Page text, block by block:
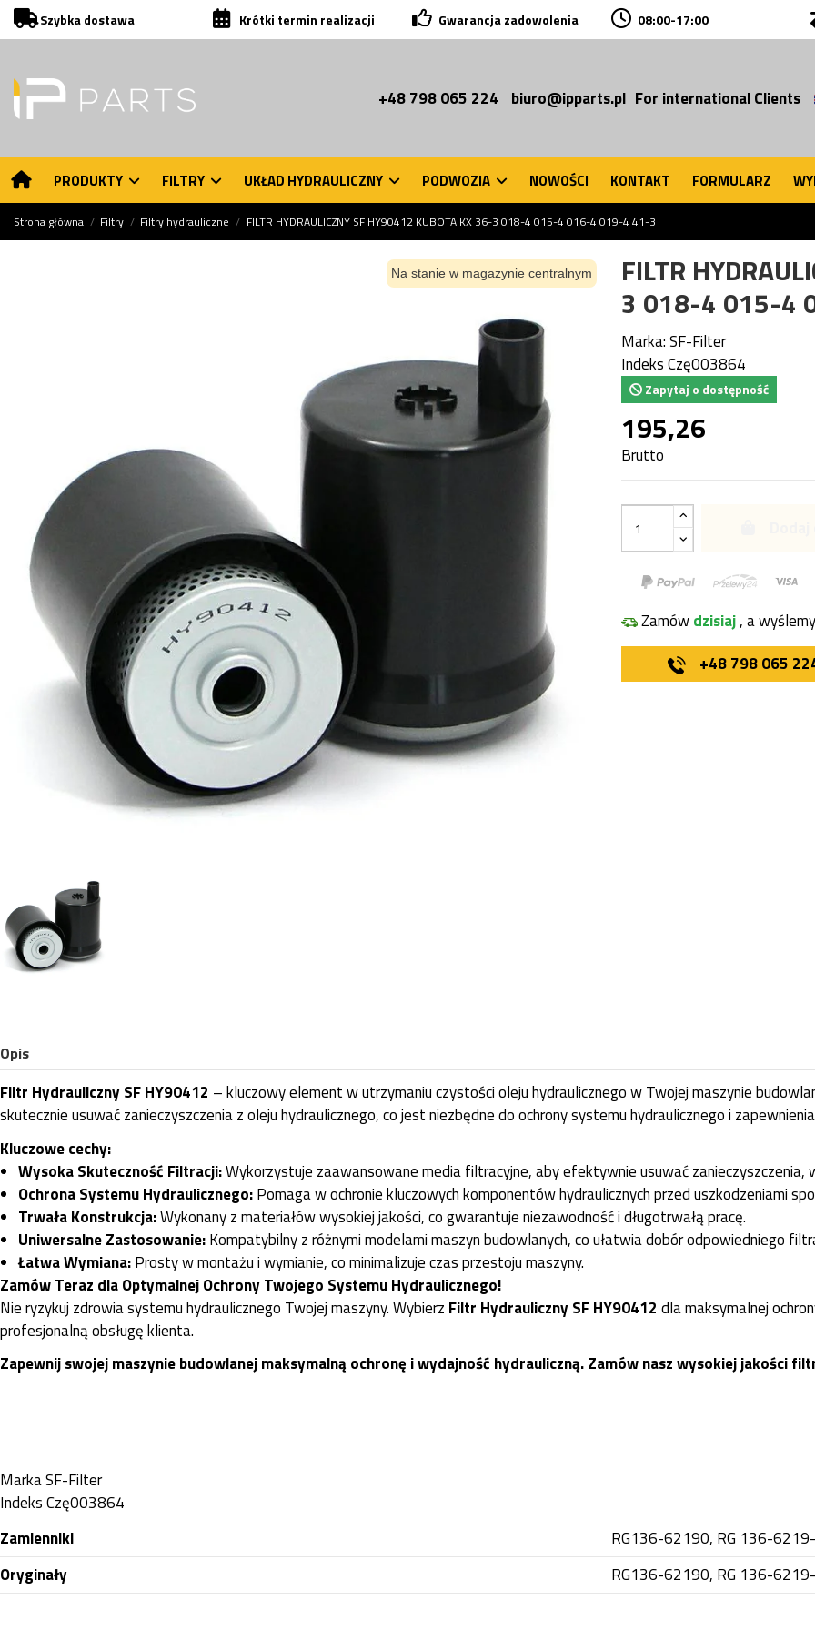
Szybka dostawa Krótki termin realizacji Gwarancja zadowolenia 08:00-17:00
+48 798 065 224 biuro@ipparts.pl For international Clients
PRODUKTY FILTRY UKŁAD HYDRAULICZNY PODWOZIA NOWOŚCI KONTAKT FORMULARZ
Strona główna Filtry Filtry hydrauliczne FILTR HYDRAULICZNY SF HY90412 KUBOTA KX 36-3 018-4 015-4 016-4 019-4 41-3
Na stanie w magazynie centralnym FILTR
3 018-4 015-4
Marka:SF-Filter
IndeksCzę003864
Zapytaj o dostępność
195,26
Brutto
Zamówdzisiaj, a
+48 798 065
Opis
Filtr Hydrauliczny SF HY90412 – kluczowy element w utrzymaniu czystości oleju hydraulicznego w Twojej maszynie
skutecznie usuwać zanieczyszczenia z oleju hydraulicznego, co jest niezbędne do ochrony systemu hydraulicznego i
Kluczowe cechy:
Wysoka Skuteczność Filtracji:Wykorzystuje zaawansowane media filtracyjne, aby efektywnie usuwać zanieczyszczenia,
Ochrona Systemu Hydraulicznego:Pomaga w ochronie kluczowych komponentów hydraulicznych przed uszkodzeniami
Trwała Konstrukcja:Wykonany z materiałów wysokiej jakości, co gwarantuje niezawodność i długotrwałą pracę.
Uniwersalne Zastosowanie:Kompatybilny z różnymi modelami maszyn budowlanych, co ułatwia dobór odpowiedniego
Łatwa Wymiana:Prosty w montażu i wymianie, co minimalizuje czas przestoju maszyny.
Zamów Teraz dla Optymalnej Ochrony Twojego Systemu Hydraulicznego!
Nie ryzykuj zdrowia systemu hydraulicznego Twojej maszyny. Wybierz Filtr Hydrauliczny SF HY90412 dla maksymalnej
profesjonalną obsługę klienta.
Zapewnij swojej maszynie budowlanej maksymalną ochronę i wydajność hydrauliczną. Zamów nasz wysokiej jakości
MarkaSF-Filter
IndeksCzę003864
Zamienniki
RG136-62190, RG 136-
Oryginały
RG136-62190, RG 136-